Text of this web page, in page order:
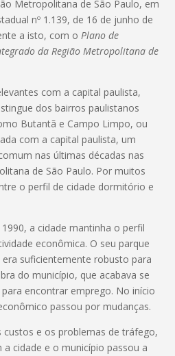
Metropolitana de São Paulo, em
nº 1.139, de 16 de junho de
a isto, com oPlano de
da Região Metropolitana de
com a capital paulista,
dos bairros paulistanos
Butantã e Campo Limpo, ou
com a capital paulista, um
nas últimas décadas nas
de São Paulo. Por muitos
o perfil de cidade dormitório e
a cidade mantinha o perfil
econômica. O seu parque
suficientemente robusto para
do município, que acabava se
encontrar emprego. No início
passou por mudanças.
e os problemas de tráfego,
cidade e o município passou a